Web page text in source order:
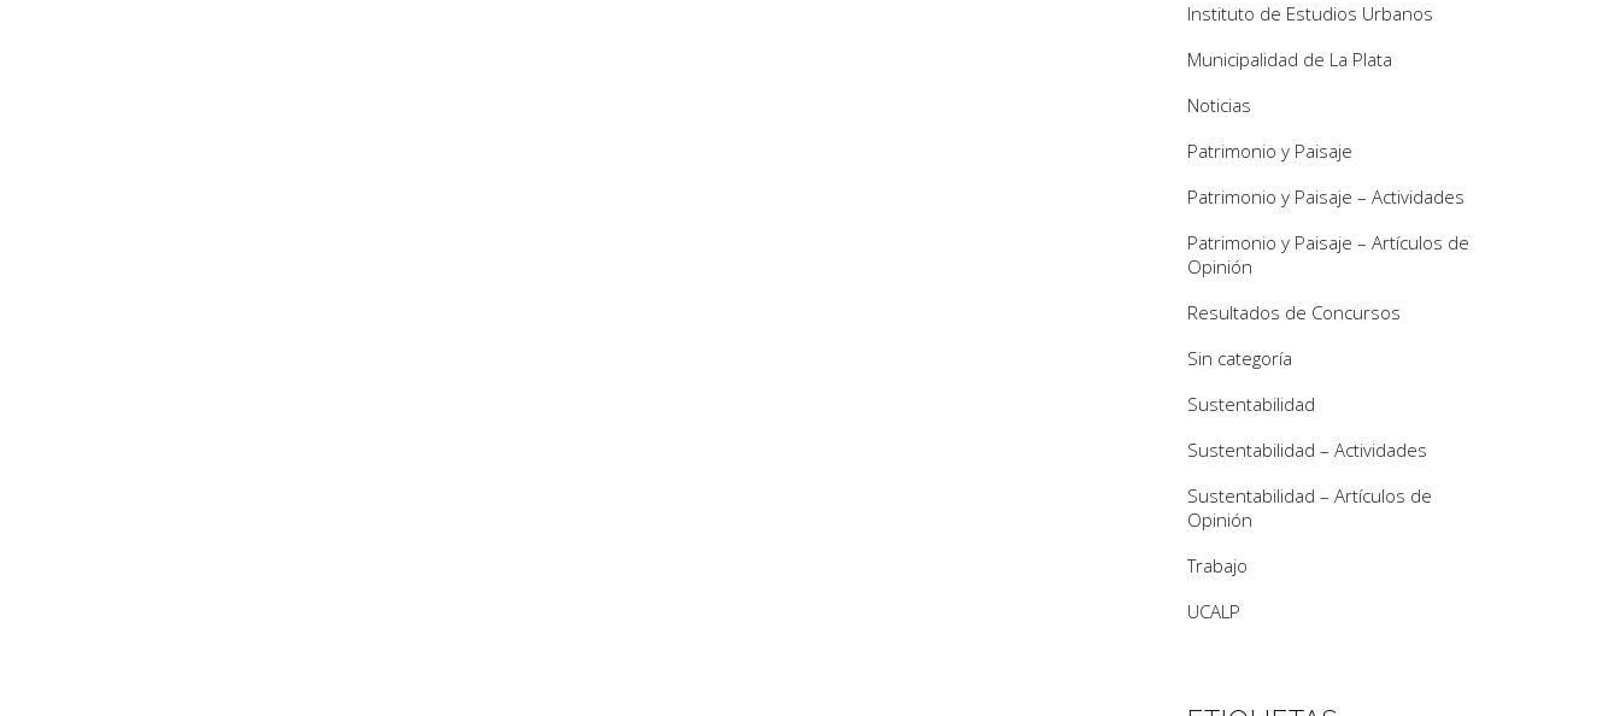
Instituto de Estudios Urbanos
Municipalidad de La Plata
Noticias
Patrimonio y Paisaje
Patrimonio y Paisaje – Actividades
Patrimonio y Paisaje – Artículos de
Opinión
Resultados de Concursos
Sin categoría
Sustentabilidad
Sustentabilidad – Actividades
Sustentabilidad – Artículos de
Opinión
Trabajo
UCALP